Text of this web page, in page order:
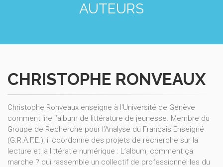
AUTEURS
CHRISTOPHE RONVEAUX
Christophe Ronveaux enseigne à l'Université de Genève
comment lire l’album de littérature de jeunesse. Membre du
Groupe de Recherche pour l’Analyse du Français Enseigné
(G.R.A.F.E.), il coordonne des projets de recherche sur la
lecture et la littératie numérique : L’album, comment ça
marche ? qui rassemble un collectif de professionnel·les du